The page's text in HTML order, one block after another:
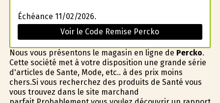
Échéance 11/02/2026.
Voir le Code Remise Percko
Nous vous présentons le magasin en ligne de Percko.
Cette société met à votre disposition une grande série
d'articles de Sante, Mode, etc.. à des prix moins
chers.Si vous recherchez des produits de Santé vous
vous trouvez dans le site marchand